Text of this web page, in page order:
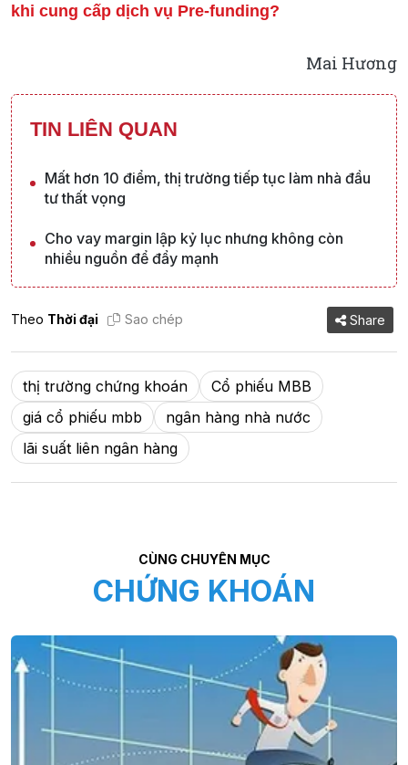
khi cung cấp dịch vụ Pre-funding?
Mai Hương
TIN LIÊN QUAN
Mất hơn 10 điểm, thị trường tiếp tục làm nhà đầu
tư thất vọng
Cho vay margin lập kỷ lục nhưng không còn
nhiều nguồn để đẩy mạnh
Theo Thời đại Sao chép Share
thị trường chứng khoán
Cổ phiếu MBB
giá cổ phiếu mbb
ngân hàng nhà nước
lãi suất liên ngân hàng
CÙNG CHUYÊN MỤC
CHỨNG KHOÁN